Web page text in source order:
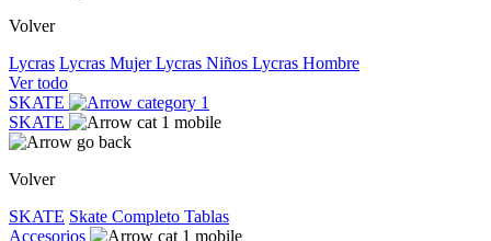
Volver
Lycras Lycras MujerLycras Niños Lycras Hombre
Ver todo
SKATE
SKATE
Volver
SKATE Skate Completo Tablas
Accesorios